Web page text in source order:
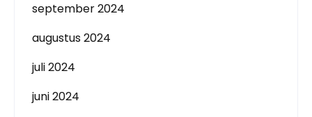
september 2024
augustus 2024
juli 2024
juni 2024